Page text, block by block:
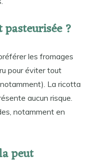
?
les fromages
pour éviter tout
La ricotta
aucun risque.
notamment en
peut